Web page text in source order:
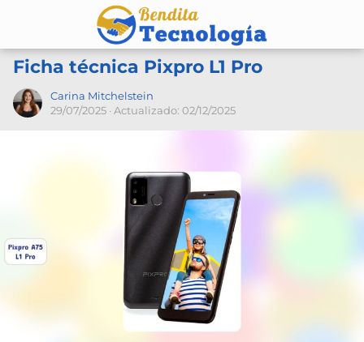
Ficha técnica Pixpro L1 Pro
Carina Mitchelstein
29/07/2025 · Actualizado: 02/12/2025